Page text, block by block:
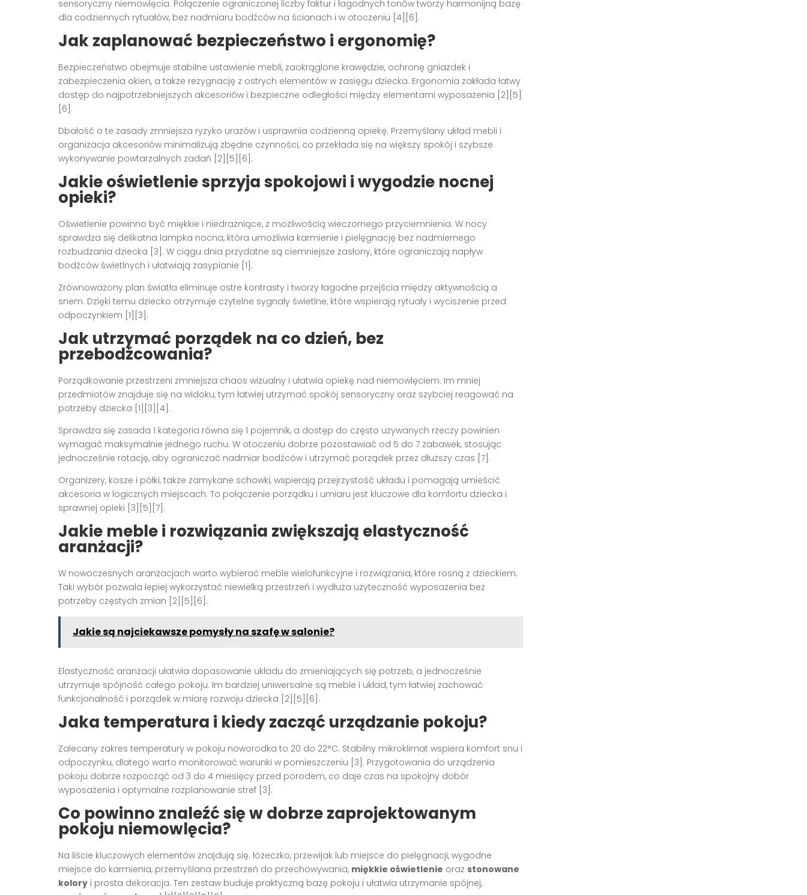
sensoryczny niemowlęcia. Połączenie ograniczonej liczby faktur i łagodnych tonów tworzy harmonijną bazę
dla codziennych rytuałów, bez nadmiaru bodźców na ścianach i w otoczeniu [4][6].
Jak zaplanować bezpieczeństwo i ergonomię?
Bezpieczeństwo obejmuje stabilne ustawienie mebli, zaokrąglone krawędzie, ochronę gniazdek i
zabezpieczenia okien, a także rezygnację z ostrych elementów w zasięgu dziecka. Ergonomia zakłada łatwy
dostęp do najpotrzebniejszych akcesoriów i bezpieczne odległości między elementami wyposażenia [2][5]
[6].
Dbałość o te zasady zmniejsza ryzyko urazów i usprawnia codzienną opiekę. Przemyślany układ mebli i
organizacja akcesoriów minimalizują zbędne czynności, co przekłada się na większy spokój i szybsze
wykonywanie powtarzalnych zadań [2][5][6].
Jakie oświetlenie sprzyja spokojowi i wygodzie nocnej
opieki?
Oświetlenie powinno być miękkie i niedrażniące, z możliwością wieczornego przyciemnienia. W nocy
sprawdza się delikatna lampka nocna, która umożliwia karmienie i pielęgnację bez nadmiernego
rozbudzania dziecka [3]. W ciągu dnia przydatne są ciemniejsze zasłony, które ograniczają napływ
bodźców świetlnych i ułatwiają zasypianie [1].
Zrównoważony plan światła eliminuje ostre kontrasty i tworzy łagodne przejścia między aktywnością a
snem. Dzięki temu dziecko otrzymuje czytelne sygnały świetlne, które wspierają rytuały i wyciszenie przed
odpoczynkiem [1][3].
Jak utrzymać porządek na co dzień, bez
przebodźcowania?
Porządkowanie przestrzeni zmniejsza chaos wizualny i ułatwia opiekę nad niemowlęciem. Im mniej
przedmiotów znajduje się na widoku, tym łatwiej utrzymać spokój sensoryczny oraz szybciej reagować na
potrzeby dziecka [1][3][4].
Sprawdza się zasada 1 kategoria równa się 1 pojemnik, a dostęp do często używanych rzeczy powinien
wymagać maksymalnie jednego ruchu. W otoczeniu dobrze pozostawiać od 5 do 7 zabawek, stosując
jednocześnie rotację, aby ograniczać nadmiar bodźców i utrzymać porządek przez dłuższy czas [7].
Organizery, kosze i półki, także zamykane schowki, wspierają przejrzystość układu i pomagają umieścić
akcesoria w logicznych miejscach. To połączenie porządku i umiaru jest kluczowe dla komfortu dziecka i
sprawnej opieki [3][5][7].
Jakie meble i rozwiązania zwiększają elastyczność
aranżacji?
W nowoczesnych aranżacjach warto wybierać meble wielofunkcyjne i rozwiązania, które rosną z dzieckiem.
Taki wybór pozwala lepiej wykorzystać niewielką przestrzeń i wydłuża użyteczność wyposażenia bez
potrzeby częstych zmian [2][5][6].
Jakie są najciekawsze pomysły na szafę w salonie?
Elastyczność aranżacji ułatwia dopasowanie układu do zmieniających się potrzeb, a jednocześnie
utrzymuje spójność całego pokoju. Im bardziej uniwersalne są meble i układ, tym łatwiej zachować
funkcjonalność i porządek w miarę rozwoju dziecka [2][5][6].
Jaka temperatura i kiedy zacząć urządzanie pokoju?
Zalecany zakres temperatury w pokoju noworodka to 20 do 22°C. Stabilny mikroklimat wspiera komfort snu i
odpoczynku, dlatego warto monitorować warunki w pomieszczeniu [3]. Przygotowania do urządzenia
pokoju dobrze rozpocząć od 3 do 4 miesięcy przed porodem, co daje czas na spokojny dobór
wyposażenia i optymalne rozplanowanie stref [3].
Co powinno znaleźć się w dobrze zaprojektowanym
pokoju niemowlęcia?
Na liście kluczowych elementów znajdują się: łóżeczko, przewijak lub miejsce do pielęgnacji, wygodne
miejsce do karmienia, przemyślana przestrzeń do przechowywania, miękkie oświetlenie oraz stonowane
kolory i prosta dekoracja. Ten zestaw buduje praktyczną bazę pokoju i ułatwia utrzymanie spójnej,